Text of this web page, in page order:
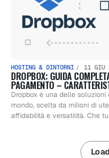
HOSTING & DINTORNI 11 GIU
DROPBOX: GUIDA
PAGAMENTO –
Dropbox è una delle
mondo, scelta da milioni di
affidabilità e versatilità. Che